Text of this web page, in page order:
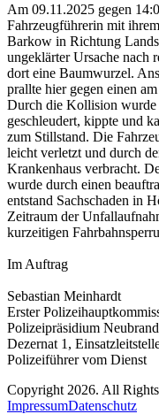
Am 09.11.2025 gegen
Fahrzeugführerin mit
Barkow in Richtung
ungeklärter Ursache nach
dort eine Baumwurzel.
prallte hier gegen einen
Durch die Kollision wurde
geschleudert, kippte und
zum Stillstand. Die
leicht verletzt und durch
Krankenhaus verbracht.
wurde durch einen
entstand Sachschaden in
Zeitraum der
kurzeitigen
Im Auftrag
Sebastian Meinhardt
Erster
Polizeipräsidium
Dezernat 1,
Polizeiführer vom Dienst
Copyright 2026. All Rights
ImpressumDatenschutz